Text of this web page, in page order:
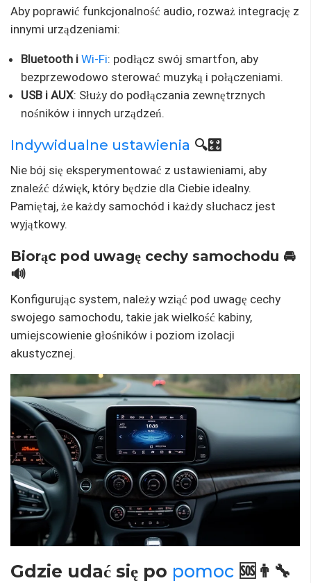
Aby poprawić funkcjonalność audio, rozważ integrację z
innymi urządzeniami:
Bluetooth i Wi-Fi: podłącz swój smartfon, aby
bezprzewodowo sterować muzyką i połączeniami.
USB i AUX: Służy do podłączania zewnętrznych
nośników i innych urządzeń.
Indywidualne ustawienia 🔍🎛️
Nie bój się eksperymentować z ustawieniami, aby
znaleźć dźwięk, który będzie dla Ciebie idealny.
Pamiętaj, że każdy samochód i każdy słuchacz jest
wyjątkowy.
Biorąc pod uwagę cechy samochodu 🚘
🔊
Konfigurując system, należy wziąć pod uwagę cechy
swojego samochodu, takie jak wielkość kabiny,
umiejscowienie głośników i poziom izolacji
akustycznej.
Gdzie udać się po pomoc 🆘👨‍🔧